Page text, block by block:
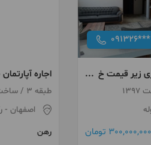
۱۰۰ متری زیر قیمت خ
300,000,000 تومان
۲۲ بهمن
طبقه 3 / ساخت 1396
اصفهان -
رهن